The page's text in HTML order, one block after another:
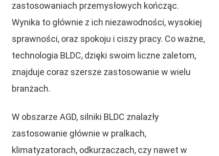
zastosowaniach przemysłowych kończąc.
Wynika to głównie z ich niezawodności, wysokiej
sprawności, oraz spokoju i ciszy pracy. Co ważne,
technologia BLDC, dzięki swoim liczne zaletom,
znajduje coraz szersze zastosowanie w wielu
branżach.
W obszarze AGD, silniki BLDC znalazły
zastosowanie głównie w pralkach,
klimatyzatorach, odkurzaczach, czy nawet w